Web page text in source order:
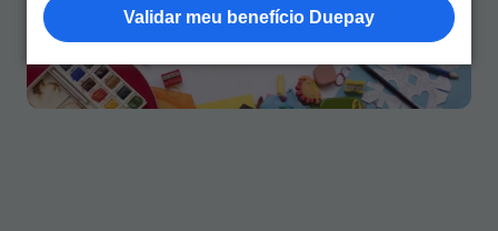
Validar meu benefício Duepay